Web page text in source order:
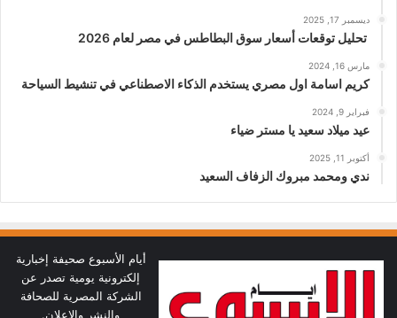
ديسمبر 17, 2025
تحليل توقعات أسعار سوق البطاطس في مصر لعام 2026
مارس 16, 2024
كريم اسامة اول مصري يستخدم الذكاء الاصطناعي في تنشيط السياحة
فبراير 9, 2024
عيد ميلاد سعيد يا مستر ضياء
أكتوبر 11, 2025
ندي ومحمد مبروك الزفاف السعيد
أيام الأسبوع صحيفة إخبارية
إلكترونية يومية تصدر عن
الشركة المصرية للصحافة
والنشر والاعلان.